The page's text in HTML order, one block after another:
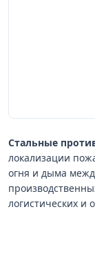
Стальные
локализации
огня и дыма
логистических и